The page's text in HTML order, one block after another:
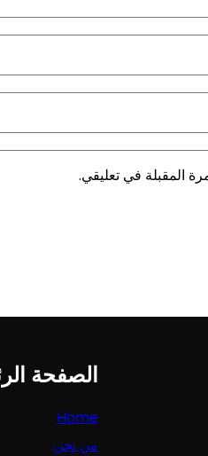
المقبلة في تعليقي.
الصفحة
Home
من نحن